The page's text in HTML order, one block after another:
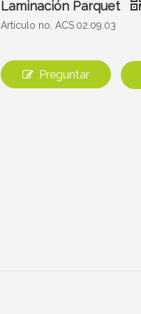
Laminación Parquet
Artículo no, ACS.02.09.03
Preguntar